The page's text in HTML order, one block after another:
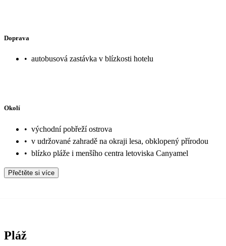
Doprava
• autobusová zastávka v blízkosti hotelu
Okolí
• východní pobřeží ostrova
• v udržované zahradě na okraji lesa, obklopený přírodou
• blízko pláže i menšího centra letoviska Canyamel
Přečtěte si více
Pláž